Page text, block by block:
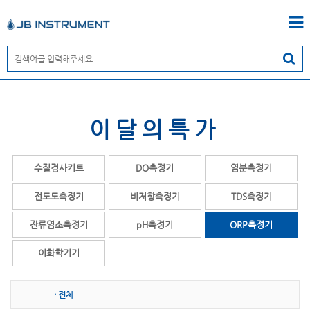
이달의특가
수질검사키트 DO측정기 염분측정기
전도도측정기 비저항측정기 TDS측정기
잔류염소측정기 pH측정기 ORP측정기
이화학기기
· 전체